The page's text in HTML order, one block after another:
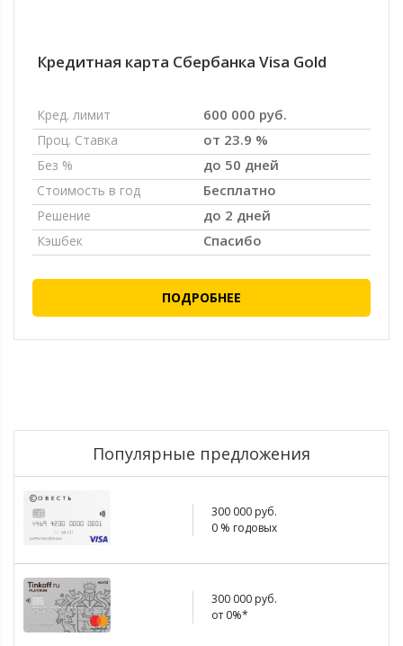
Кредитная карта Сбербанка Visa Gold
Кред. лимит 600 000 руб.
Проц. Ставка от 23.9 %
Без % до 50 дней
Стоимость в год Бесплатно
Решение до 2 дней
Кэшбек Спасибо
ПОДРОБНЕЕ
Популярные предложения
300 000 руб.
0 % годовых
300 000 руб.
от 0%*